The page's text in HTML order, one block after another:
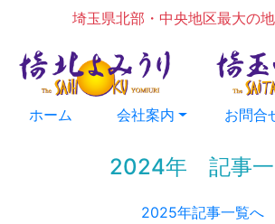
埼玉県北部・中央地区最大の
ホーム 会社案内 お問合
2024年 記事
2025年記事一覧へ